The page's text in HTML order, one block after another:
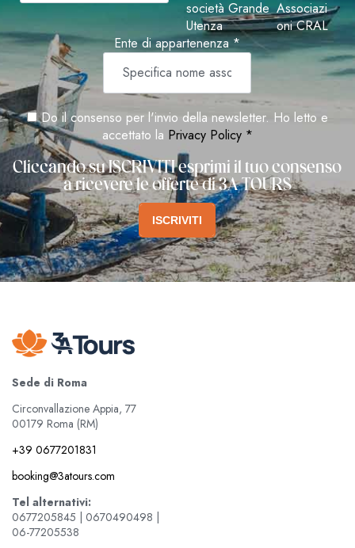
società Grande
Utenza
Associazi
oni CRAL
Ente di appartenenza *
Do il consenso per l'invio della newsletter. Ho letto e
accettato la Privacy Policy *
Cliccando su ISCRIVITI esprimi il tuo consenso
a ricevere le offerte di 3A TOURS
ISCRIVITI
Sede di Roma
Circonvallazione Appia, 77
00179 Roma (RM)
+39 0677201831
booking@3atours.com
Tel alternativi:
0677205845 | 0670490498 |
06-77205538